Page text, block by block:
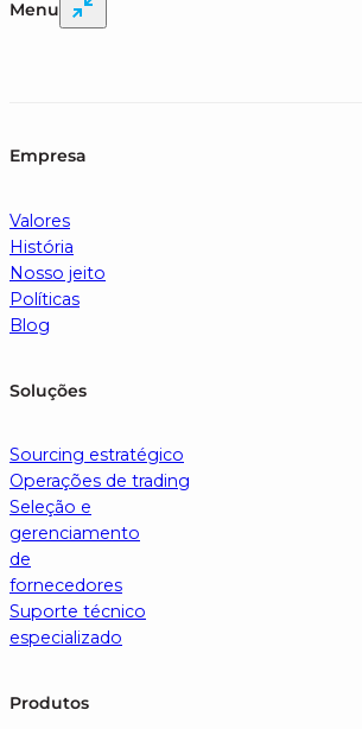
Menu
Empresa
Valores
História
Nosso jeito
Políticas
Blog
Soluções
Sourcing estratégico
Operações de trading
Seleção e
gerenciamento
de
fornecedores
Suporte técnico
especializado
Produtos